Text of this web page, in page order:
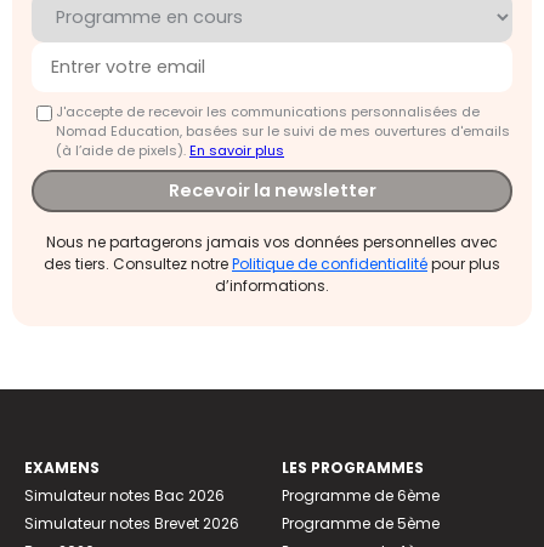
J'accepte de recevoir les communications personnalisées de
Nomad Education, basées sur le suivi de mes ouvertures d'emails
(à l’aide de pixels).En savoir plus
Recevoir la newsletter
Nous ne partagerons jamais vos données personnelles avec
des tiers. Consultez notrePolitique de confidentialitépour plus
d’informations.
EXAMENS
Simulateur notes Bac 2026
Simulateur notes Brevet 2026
LES PROGRAMMES
Programme de 6ème
Programme de 5ème